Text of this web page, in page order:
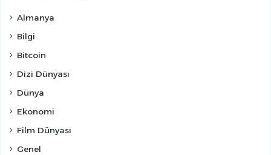
Almanya
Bilgi
Bitcoin
Dizi Dünyası
Dünya
Ekonomi
Film Dünyası
Genel